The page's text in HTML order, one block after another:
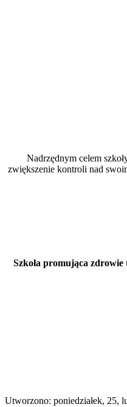
Nadrzędnym celem
zwiększenie kontroli nad
Szkoła promująca zdrowie
Utworzono: poniedziałek, 25,